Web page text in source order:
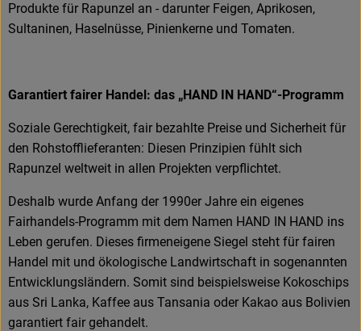
Produkte für Rapunzel an - darunter Feigen, Aprikosen,
Sultaninen, Haselnüsse, Pinienkerne und Tomaten.
Garantiert fairer Handel: das „HAND IN HAND“-Programm
Soziale Gerechtigkeit, fair bezahlte Preise und Sicherheit für
den Rohstofflieferanten: Diesen Prinzipien fühlt sich
Rapunzel weltweit in allen Projekten verpflichtet.
Deshalb wurde Anfang der 1990er Jahre ein eigenes
Fairhandels-Programm mit dem Namen HAND IN HAND ins
Leben gerufen. Dieses firmeneigene Siegel steht für fairen
Handel mit und ökologische Landwirtschaft in sogenannten
Entwicklungsländern. Somit sind beispielsweise Kokoschips
aus Sri Lanka, Kaffee aus Tansania oder Kakao aus Bolivien
garantiert fair gehandelt.